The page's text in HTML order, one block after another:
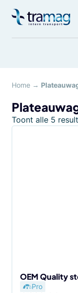
naar
Home →
Toont alle 5
OEM Quality
Pro